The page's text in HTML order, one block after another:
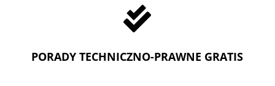

PORADY TECHNICZNO-PRAWNE GRATIS